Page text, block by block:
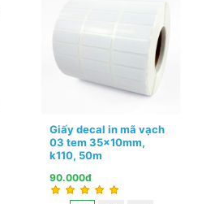
Giấy decal in mã vạch
03 tem 35x10mm,
k110, 50m
90.000đ